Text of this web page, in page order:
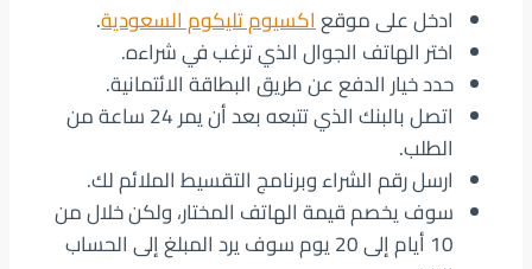
ادخل على موقعاكسيوم تليكوم السعودية.
اختر الهاتف الجوال الذي ترغب في شراءه.
حدد خيار الدفع عن طريق البطاقة الائتمانية.
اتصل بالبنك الذي تتبعه بعد أن يمر 24 ساعة من
الطلب.
ارسل رقم الشراء وبرنامج التقسيط الملائم لك.
سوف يخصم قيمة الهاتف المختار، ولكن خلال من
10 أيام إلى 20 يوم سوف يرد المبلغ إلى الحساب